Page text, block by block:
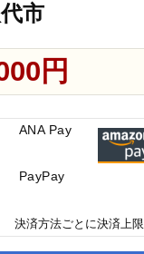
市
円
ANA Pay
PayPay
決済方法ごとに決済上